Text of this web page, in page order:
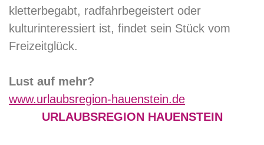
kletterbegabt, radfahrbegeistert oder
kulturinteressiert ist, findet sein Stück vom
Freizeitglück.
Lust auf mehr?
www.urlaubsregion-hauenstein.de
URLAUBSREGION HAUENSTEIN